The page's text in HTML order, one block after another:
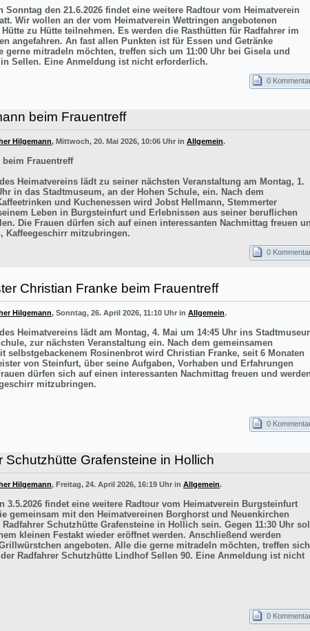
Sonntag den 21.6.2026 findet eine weitere Radtour vom Heimatverein
Wir wollen an der vom Heimatverein Wettringen angebotenen
zu Hütte teilnehmen. Es werden die Rasthütten für Radfahrer im
angefahren. An fast allen Punkten ist für Essen und Getränke
gerne mitradeln möchten, treffen sich um 11:00 Uhr bei Gisela und
Sellen. Eine Anmeldung ist nicht erforderlich.
0
beim Frauentreff
Hilgemann, Mittwoch, 20. Mai 2026, 10:06 Uhr in Allgemein.
Frauentreff
Heimatvereins lädt zu seiner nächsten Veranstaltung am Montag, 1.
in das Stadtmuseum, an der Hohen Schule, ein. Nach dem
und Kuchenessen wird Jobst Hellmann, Stemmerter
Leben in Burgsteinfurt und Erlebnissen aus seiner beruflichen
Die Frauen dürfen sich auf einen interessanten Nachmittag freuen
Kaffeegeschirr mitzubringen.
0
Christian Franke beim Frauentreff
Hilgemann, Sonntag, 26. April 2026, 11:10 Uhr in Allgemein.
Heimatvereins lädt am Montag, 4. Mai um 14:45 Uhr ins
zur nächsten Veranstaltung ein. Nach dem gemeinsamen
selbstgebackenem Rosinenbrot wird Christian Franke, seit 6 Monaten
von Steinfurt, über seine Aufgaben, Vorhaben und Erfahrungen
dürfen sich auf einen interessanten Nachmittag freuen und
mitzubringen.
0
Schutzhütte Grafensteine in Hollich
Hilgemann, Freitag, 24. April 2026, 16:19 Uhr in Allgemein.
3.5.2026 findet eine weitere Radtour vom Heimatverein Burgsteinfurt
gemeinsam mit den Heimatvereinen Borghorst und Neuenkirchen
Schutzhütte Grafensteine in Hollich sein. Gegen 11:30 Uhr soll
kleinen Festakt wieder eröffnet werden. Anschließend werden
angeboten. Alle die gerne mitradeln möchten, treffen sich
Radfahrer Schutzhütte Lindhof Sellen 90. Eine Anmeldung ist nicht
0